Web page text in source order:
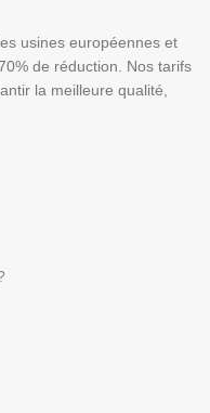
usines européennes et
de réduction. Nos tarifs
la meilleure qualité,